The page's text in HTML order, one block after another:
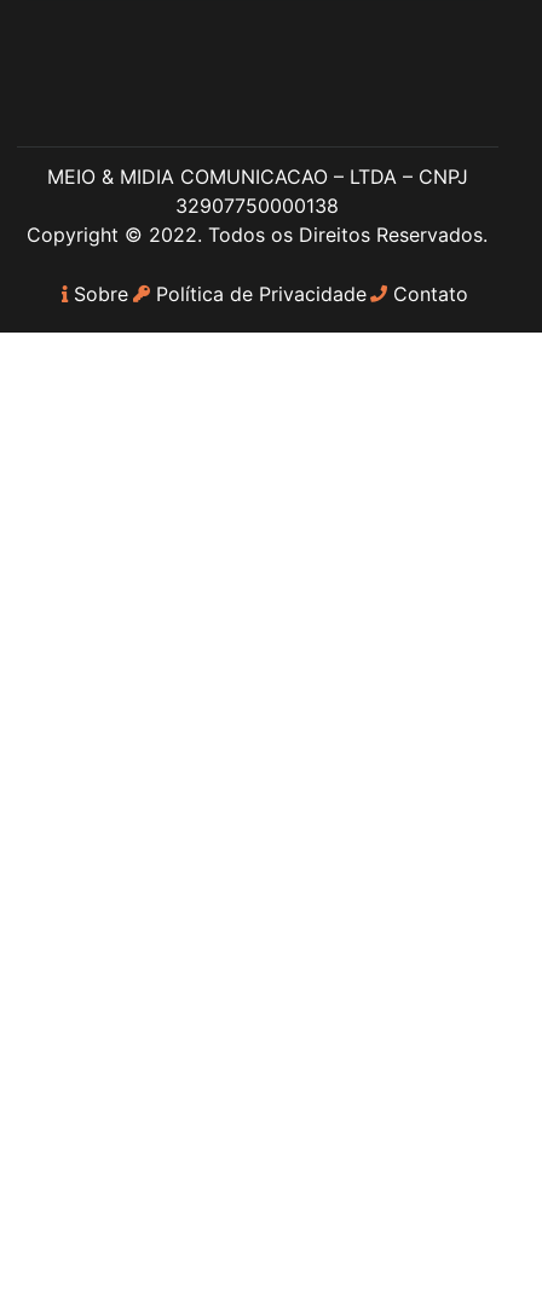
MEIO & MIDIA COMUNICACAO – LTDA – CNPJ
32907750000138
Copyright © 2022. Todos os Direitos Reservados.
Sobre Política de Privacidade Contato